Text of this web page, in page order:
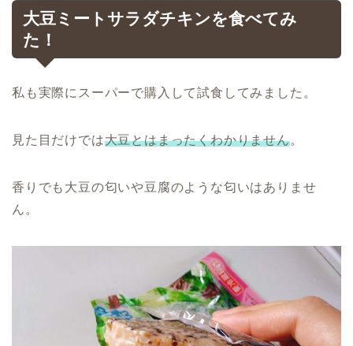
大豆ミートサラダチキンを食べてみ
た！
私も実際にスーパーで購入して試食してみました。
見た目だけでは大豆とはまったくわかりません。
香りでも大豆の匂いや豆腐のような匂いはありませ
ん。